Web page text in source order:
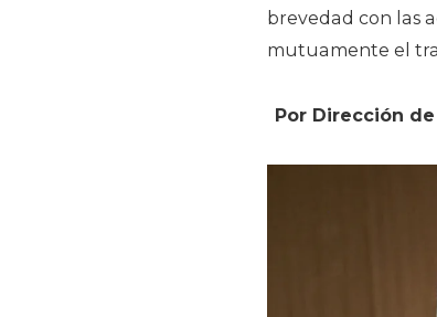
brevedad con las
mutuamente el
Por Dirección